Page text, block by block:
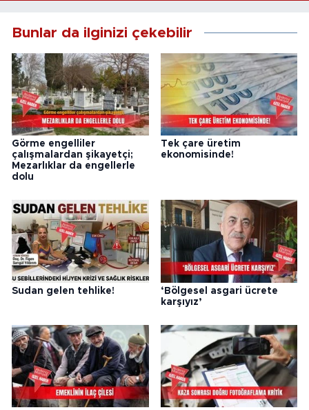
Bunlar da ilginizi çekebilir
Görme engelliler
çalışmalardan şikayetçi;
Mezarlıklar da engellerle
dolu
Tek çare üretim
ekonomisinde!
Sudan gelen tehlike!
‘Bölgesel asgari ücrete
karşıyız’